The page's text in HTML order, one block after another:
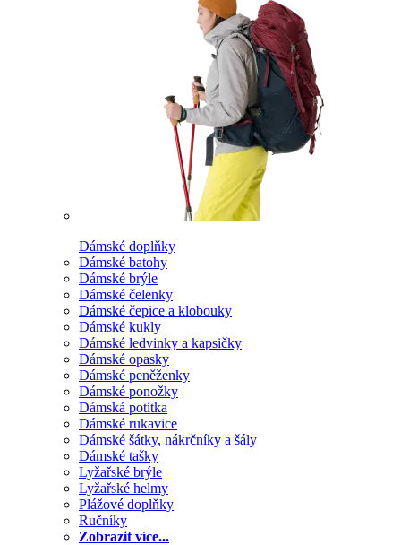
Dámské doplňky
Dámské batohy
Dámské brýle
Dámské čelenky
Dámské čepice a klobouky
Dámské kukly
Dámské ledvinky a kapsičky
Dámské opasky
Dámské peněženky
Dámské ponožky
Dámská potítka
Dámské rukavice
Dámské šátky, nákrčníky a šály
Dámské tašky
Lyžařské brýle
Lyžařské helmy
Plážové doplňky
Ručníky
Zobrazit více...